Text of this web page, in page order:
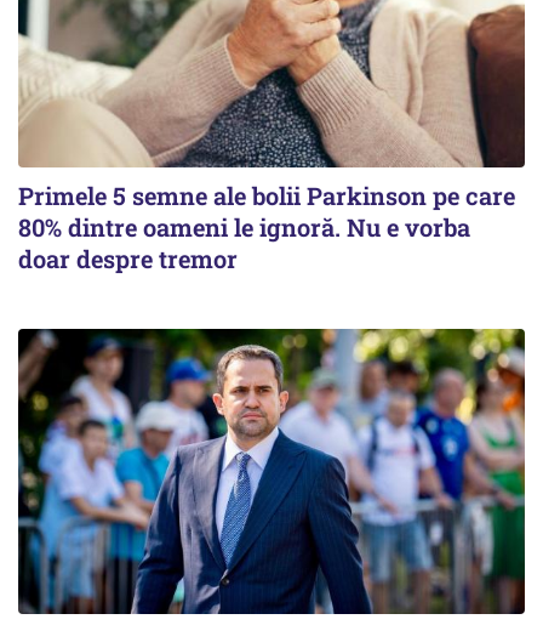
Primele 5 semne ale bolii Parkinson pe care
80% dintre oameni le ignoră. Nu e vorba
doar despre tremor